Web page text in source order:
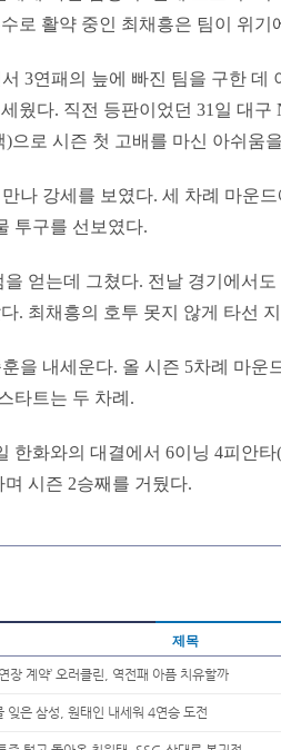
로 활약 중인 최채흥은 팀이 위
3연패의 늪에 빠진 팀을 구한 데
웠다. 직전 등판이었던 31일 대구
)으로 시즌 첫 고배를 마신 아쉬움
나 강세를 보였다. 세 차례 마운
투구를 선보였다.
얻는데 그쳤다. 전날 경기에서
. 최채흥의 호투 못지 않게 타선
을 내세운다. 올 시즌 5차례 마운
타트는 두 차례.
한화와의 대결에서 6이닝 4피안
시즌 2승째를 거뒀다.
제목
장 계약’ 오러클린, 역전패 아픔 치유할까
잊은 삼성, 원태인 내세워 4연승 도전